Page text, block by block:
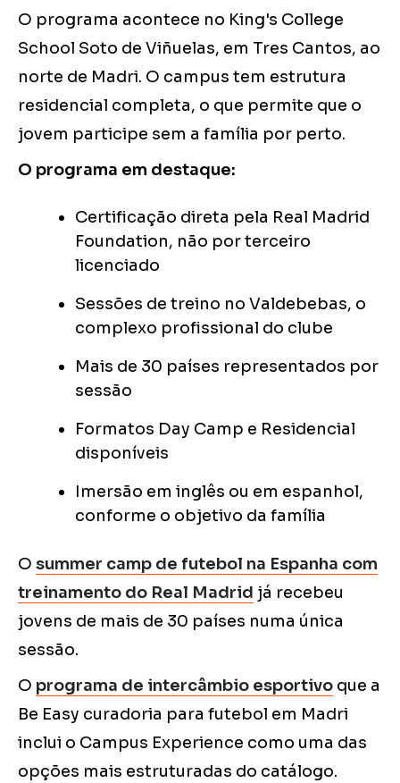
O programa acontece no King's College
School Soto de Viñuelas, em Tres Cantos, ao
norte de Madri. O campus tem estrutura
residencial completa, o que permite que o
jovem participe sem a família por perto.
O programa em destaque:
Certificação direta pela Real Madrid
Foundation, não por terceiro
licenciado
Sessões de treino no Valdebebas, o
complexo profissional do clube
Mais de 30 países representados por
sessão
Formatos Day Camp e Residencial
disponíveis
Imersão em inglês ou em espanhol,
conforme o objetivo da família
O summer camp de futebol na Espanha com
treinamento do Real Madrid já recebeu
jovens de mais de 30 países numa única
sessão.
O programa de intercâmbio esportivo que a
Be Easy curadoria para futebol em Madri
inclui o Campus Experience como uma das
opções mais estruturadas do catálogo.